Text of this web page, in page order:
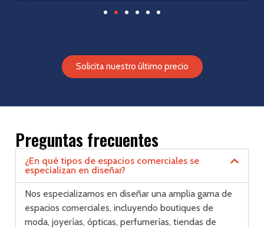
Solicita nuestro último precio
Preguntas frecuentes
¿En qué tipos de espacios comerciales se
especializan en diseñar?
Nos especializamos en diseñar una amplia gama de
espacios comerciales, incluyendo boutiques de
moda, joyerías, ópticas, perfumerías, tiendas de